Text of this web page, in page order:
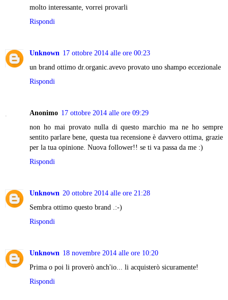
molto interessante, vorrei provarli
Rispondi
Unknown 17 ottobre 2014 alle ore 00:23
un brand ottimo dr.organic.avevo provato uno shampo eccezionale
Rispondi
Anonimo 17 ottobre 2014 alle ore 09:29
non ho mai provato nulla di questo marchio ma ne ho sempre
sentito parlare bene, questa tua recensione è davvero ottima, grazie
per la tua opinione. Nuova follower!! se ti va passa da me :)
Rispondi
Unknown 20 ottobre 2014 alle ore 21:28
Sembra ottimo questo brand .:-)
Rispondi
Unknown 18 novembre 2014 alle ore 10:20
Prima o poi li proverò anch'io... li acquisterò sicuramente!
Rispondi